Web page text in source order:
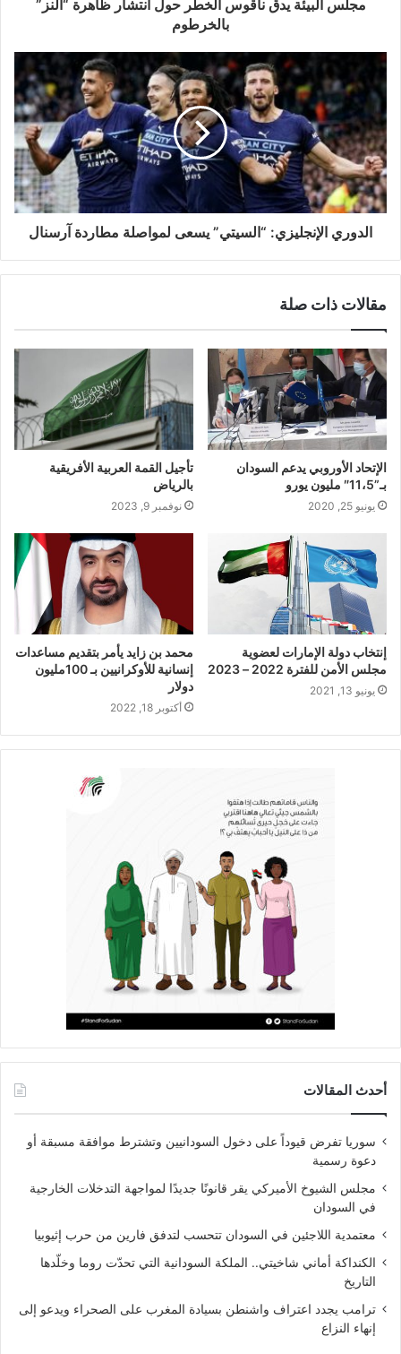
مجلس البيئة يدق ناقوس الخطر حول انتشار ظاهرة “النز”
بالخرطوم
الدوري الإنجليزي: “السيتي” يسعى لمواصلة مطاردة آرسنال
مقالات ذات صلة
الإتحاد الأوروبي يدعم السودان
بـ”11،5″ مليون يورو
يونيو 25, 2020
تأجيل القمة العربية الأفريقية
بالرياض
نوفمبر 9, 2023
إنتخاب دولة الإمارات لعضوية
مجلس الأمن للفترة 2022 – 2023
يونيو 13, 2021
محمد بن زايد يأمر بتقديم مساعدات
إنسانية للأوكرانيين بـ 100مليون
دولار
أكتوبر 18, 2022
أحدث المقالات
سوريا تفرض قيوداً على دخول السودانيين وتشترط موافقة مسبقة أو
دعوة رسمية
مجلس الشيوخ الأميركي يقر قانونًا جديدًا لمواجهة التدخلات الخارجية
في السودان
معتمدية اللاجئين في السودان تتحسب لتدفق فارين من حرب إثيوبيا
الكنداكة أماني شاخيتي.. الملكة السودانية التي تحدّت روما وخلّدها
التاريخ
ترامب يجدد اعتراف واشنطن بسيادة المغرب على الصحراء ويدعو إلى
إنهاء النزاع